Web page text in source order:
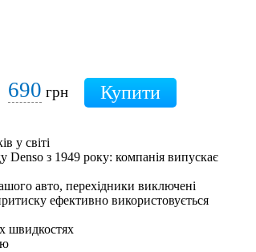
690 грн
у світі
Denso з 1949 року: компанія випускає
авто, перехідники виключені
ефективно використовується
швидкостях